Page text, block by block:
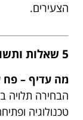
הצעירים.
5 שאלות ותשובות שחייבים לדעת:
מה עדיף – פח
הבחירה תלויה
טכנולוגיה